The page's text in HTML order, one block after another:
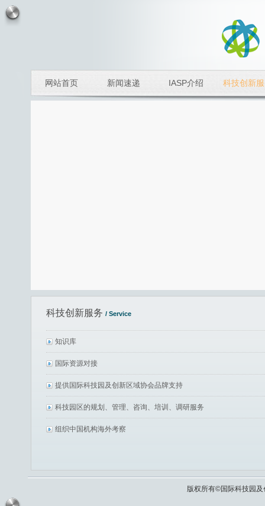
网站首页 新闻速递 IASP介绍 科技创新
科技创新服务 / Service
知识库
国际资源对接
提供国际科技园及创新区域协会品牌支持
科技园区的规划、管理、咨询、培训、调研服务
组织中国机构海外考察
版权所有©国际科技园